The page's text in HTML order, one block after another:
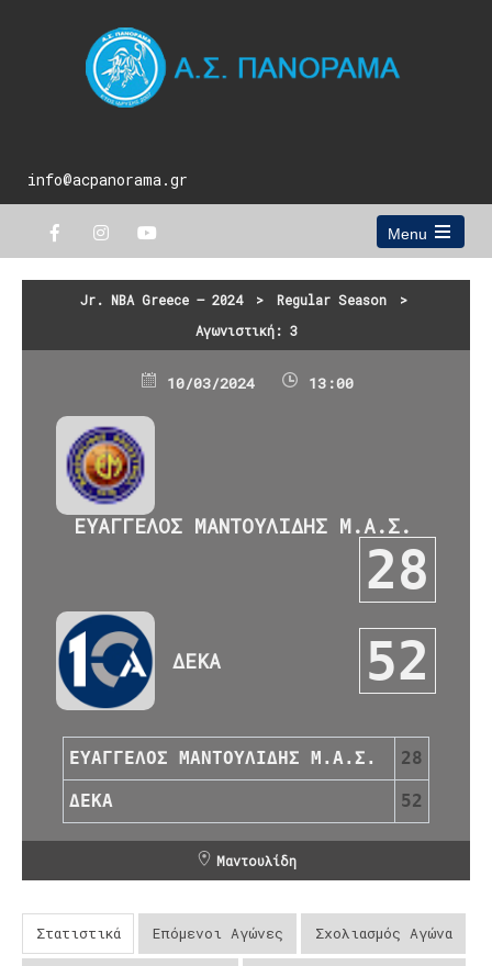
info@acpanorama.gr
Menu
Open
main
Jr. NBA Greece – 2024 > Regular Season
>
Αγωνιστική: 3
10/03/2024 13:00
ΕΥΑΓΓΕΛΟΣ ΜΑΝΤΟΥΛΙΔΗΣ Μ.Α.Σ.
28
ΔΕΚΑ 52
ΕΥΑΓΓΕΛΟΣ ΜΑΝΤΟΥΛΙΔΗΣ Μ.Α.Σ. 28
ΔΕΚΑ 52
Μαντουλίδη
Στατιστικά Επόμενοι Αγώνες Σχολιασμός Αγώνα